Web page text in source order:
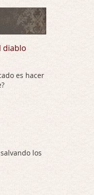
respect …
Buena película, buen director y buenos ac …
diablo
es hacer
los